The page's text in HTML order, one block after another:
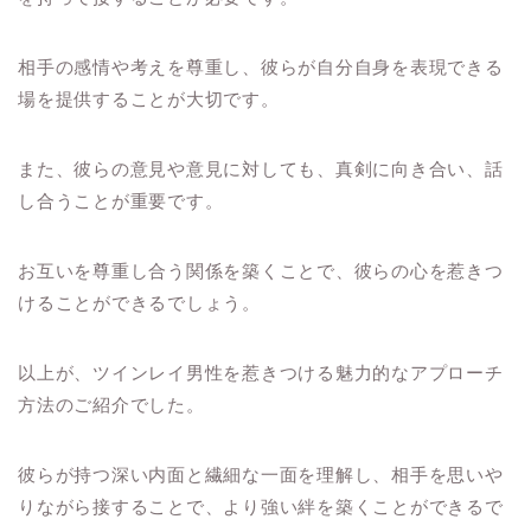
相手の感情や考えを尊重し、彼らが自分自身を表現できる
場を提供することが大切です。
また、彼らの意見や意見に対しても、真剣に向き合い、話
し合うことが重要です。
お互いを尊重し合う関係を築くことで、彼らの心を惹きつ
けることができるでしょう。
以上が、ツインレイ男性を惹きつける魅力的なアプローチ
方法のご紹介でした。
彼らが持つ深い内面と繊細な一面を理解し、相手を思いや
りながら接することで、より強い絆を築くことができるで